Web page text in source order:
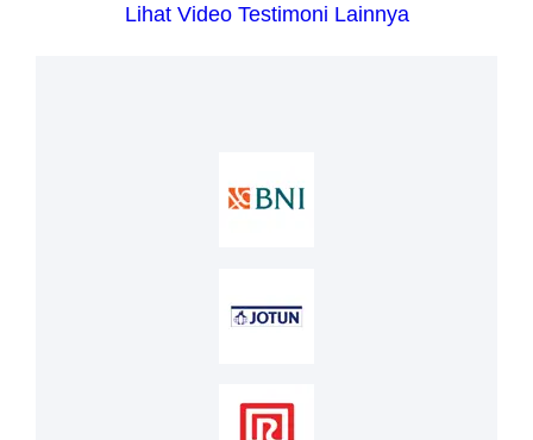
Lihat Video Testimoni Lainnya